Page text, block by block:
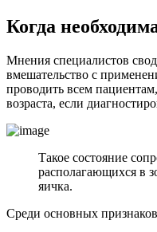
Когда
Мнения специалистов
вмешательство с
проводить всем
возраста, если
Такое состояние
располагающихся в
яичка.
Среди основных